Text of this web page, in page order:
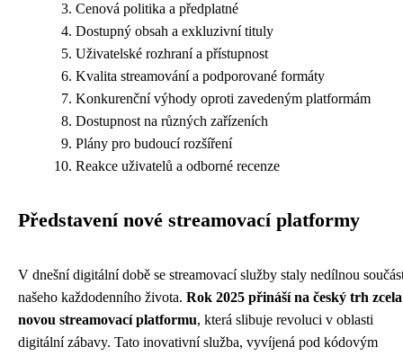
Cenová politika a předplatné
Dostupný obsah a exkluzivní tituly
Uživatelské rozhraní a přístupnost
Kvalita streamování a podporované formáty
Konkurenční výhody oproti zavedeným platformám
Dostupnost na různých zařízeních
Plány pro budoucí rozšíření
Reakce uživatelů a odborné recenze
Představení nové streamovací platformy
V dnešní digitální době se streamovací služby staly nedílnou
našeho každodenního života. Rok 2025 přináší na český trh zcela
novou streamovací platformu, která slibuje revoluci v oblasti
digitální zábavy. Tato inovativní služba, vyvíjená pod kódovým